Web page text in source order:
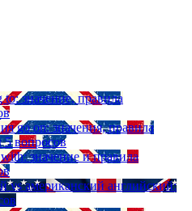
to: значение, правила
go on: значения, правила
5 вопросов
значение и правила
vs американский английский: